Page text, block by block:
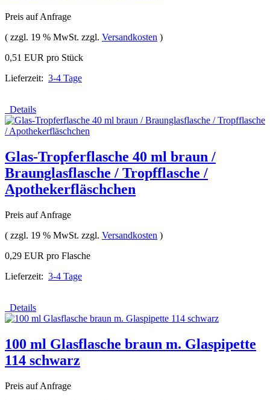
Preis auf Anfrage
( zzgl. 19 % MwSt. zzgl. Versandkosten )
0,51 EUR pro Stück
Lieferzeit: 3-4 Tage
Details
Glas-Tropferflasche 40 ml braun /
Braunglasflasche / Tropfflasche /
Apothekerfläschchen
Preis auf Anfrage
( zzgl. 19 % MwSt. zzgl. Versandkosten )
0,29 EUR pro Flasche
Lieferzeit: 3-4 Tage
Details
100 ml Glasflasche braun m. Glaspipette
114 schwarz
Preis auf Anfrage